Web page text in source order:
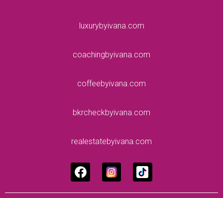
luxurybyivana.com
coachingbyivana.com
coffeebyivana.com
bkrcheckbyivana.com
realestatebyivana.com
a
c
e